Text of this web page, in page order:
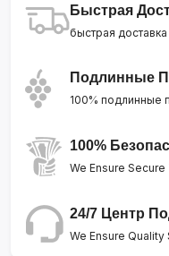
Быстрая
быстрая
Подлинные
100% подлинные
100%
We Ensure
24/7 Центр
We Ensure Quality